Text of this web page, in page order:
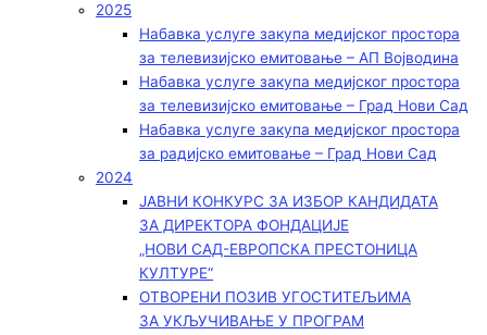
2025
Набавка услуге закупа медијског простора
за телевизијско емитовање – АП Војводинa
Набавка услуге закупа медијског простора
за телевизијско емитовање – Град Нови Сад
Набавка услуге закупа медијског простора
за радијско емитовање – Град Нови Сад
2024
ЈАВНИ КОНКУРС ЗА ИЗБОР КАНДИДАТА
ЗА ДИРЕКТОРА ФОНДАЦИЈЕ
„НОВИ САД-ЕВРОПСКА ПРЕСТОНИЦА
КУЛТУРЕ“
ОТВОРЕНИ ПОЗИВ УГОСТИТЕЉИМА
ЗА УКЉУЧИВАЊЕ У ПРОГРАМ